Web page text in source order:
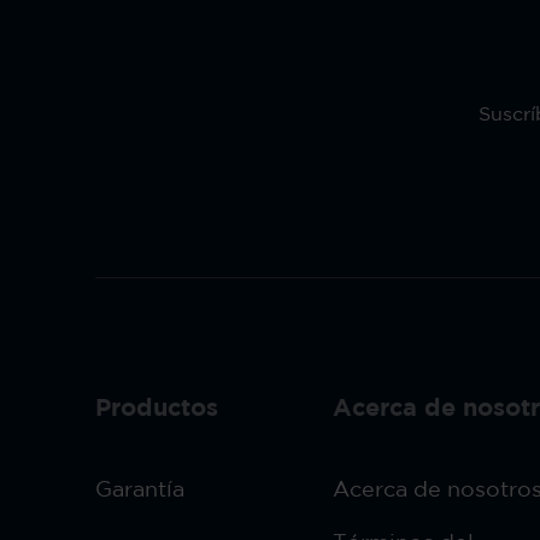
Productos
Garantía
Acerca de
Acerca de nosotros